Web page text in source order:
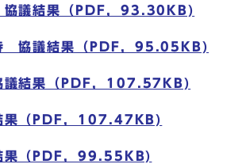
議結果（PDF，93.30KB)
協議結果（PDF，95.05KB)
結果（PDF，107.57KB)
果（PDF，107.47KB)
（PDF，99.55KB)